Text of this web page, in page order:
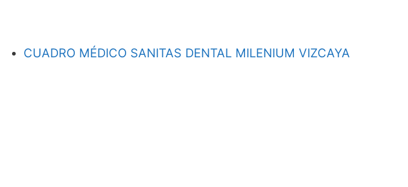
CUADRO MÉDICO SANITAS DENTAL MILENIUM VIZCAYA